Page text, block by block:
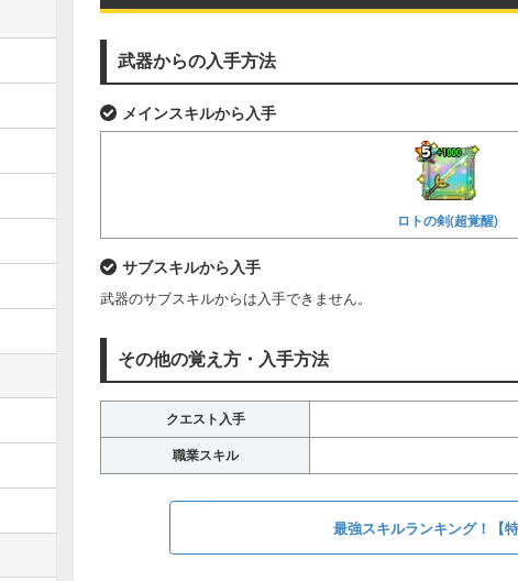
武器からの入手方法
メインスキルから入手
ロトの剣(超覚醒)
サブスキルから入手
武器のサブスキルからは入手できません。
その他の覚え方・入手方法
クエスト入手
職業スキル
最強スキルランキング！【特